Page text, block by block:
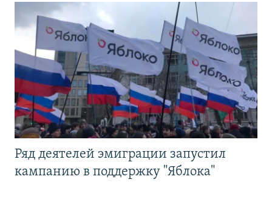
Ряд деятелей эмиграции запустил
кампанию в поддержку "Яблока"